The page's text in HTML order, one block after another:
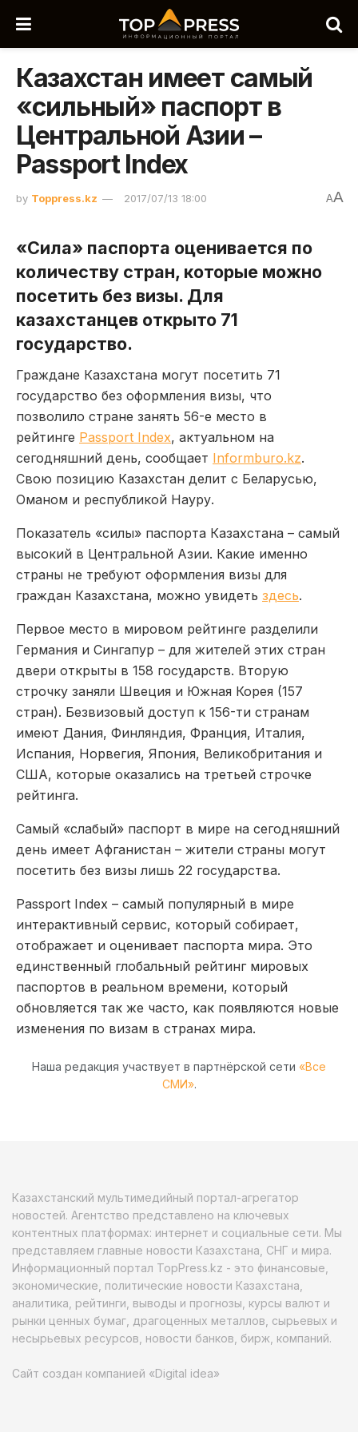
Казахстан имеет самый
«сильный» паспорт в
Центральной Азии –
Passport Index
by Toppress.kz 2017/07/13 18:00 AA
«Сила» паспорта оценивается по
количеству стран, которые можно
посетить без визы. Для
казахстанцев открыто 71
государство.
Граждане Казахстана могут посетить 71
государство без оформления визы, что
позволило стране занять 56-е место в
рейтинге Passport Index, актуальном на
сегодняшний день, сообщает Informburo.kz.
Свою позицию Казахстан делит с Беларусью,
Оманом и республикой Науру.
Показатель «силы» паспорта Казахстана – самый
высокий в Центральной Азии. Какие именно
страны не требуют оформления визы для
граждан Казахстана, можно увидеть здесь.
Первое место в мировом рейтинге разделили
Германия и Сингапур – для жителей этих стран
двери открыты в 158 государств. Вторую
строчку заняли Швеция и Южная Корея (157
стран). Безвизовый доступ к 156-ти странам
имеют Дания, Финляндия, Франция, Италия,
Испания, Норвегия, Япония, Великобритания и
США, которые оказались на третьей строчке
рейтинга.
Самый «слабый» паспорт в мире на сегодняшний
день имеет Афганистан – жители страны могут
посетить без визы лишь 22 государства.
Passport Index – самый популярный в мире
интерактивный сервис, который собирает,
отображает и оценивает паспорта мира. Это
единственный глобальный рейтинг мировых
паспортов в реальном времени, который
обновляется так же часто, как появляются новые
изменения по визам в странах мира.
Наша редакция участвует в партнёрской сети «Все
СМИ».
Казахстанский мультимедийный портал-агрегатор
новостей. Агентство представлено на ключевых
контентных платформах: интернет и социальные сети. Мы
представляем главные новости Казахстана, СНГ и мира.
Информационный портал TopPress.kz - это финансовые,
экономические, политические новости Казахстана,
аналитика, рейтинги, выводы и прогнозы, курсы валют и
рынки ценных бумаг, драгоценных металлов, сырьевых и
несырьевых ресурсов, новости банков, бирж, компаний.
Сайт создан компанией «Digital idea»